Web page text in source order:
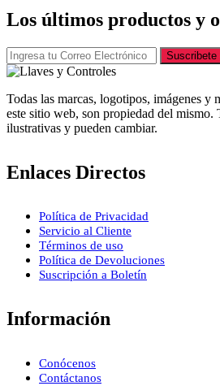
Los últimos productos y
Suscribete
Todas las marcas, logotipos, imágenes y
este sitio web, son propiedad del mismo.
ilustrativas y pueden cambiar.
Enlaces Directos
Política de Privacidad
Servicio al Cliente
Términos de uso
Política de Devoluciones
Suscripción a Boletín
Información
Conócenos
Contáctanos